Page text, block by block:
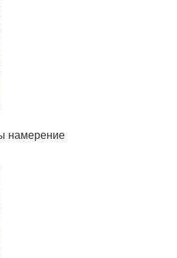
намерение